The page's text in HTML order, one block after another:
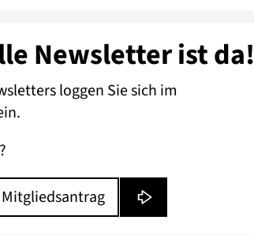
Newsletter ist da!
loggen Sie sich im